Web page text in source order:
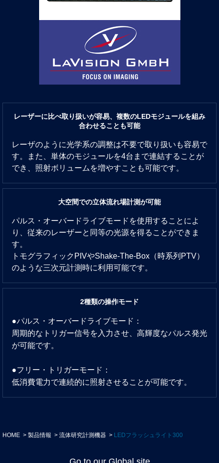
レーザーに比べ取り扱いが容易、複数のLEDモジュールを組み
合わせることも可能
レーザのように光学系の調整は不要で取り扱いも容易で
す。また、単体のモジュールを4台まで連結することが
でき、照射ボリュームを増やすことも可能です。
大空間での立体流れ場計測が可能
パルス・オーバードライブモードを使用することによ
り、従来のレーザーと同等の光源を得ることができま
す。
トモグラフィックPIVやShake-The-Box（時系列PTV）
のような三次元計測時に利用可能です。
2種類の操作モード
●パルス・オーバードライブモード：
周期的なトリガー信号を入力させ、高輝度なパルス発光
が可能です。
●フリー・トリガーモード：
低消費電力で連続的に照射させることが可能です。
HOME 製品情報 流体研究計測機器 LEDフラッシュライト300